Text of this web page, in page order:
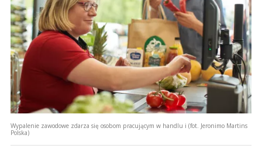
Wypalenie zawodowe zdarza się osobom pracującym w handlu i (fot. Jeronimo Martins
Polska)